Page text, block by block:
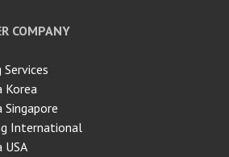
COMPANY
Services
Korea
Singapore
International
USA